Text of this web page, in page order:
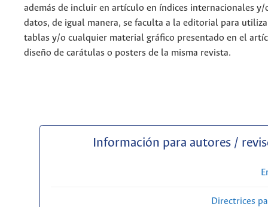
además de incluir en artículo en índices internacionales y/
datos, de igual manera, se faculta a la editorial para
tablas y/o cualquier material gráfico presentado en el
diseño de carátulas o posters de la misma revista.
Información para autores /
Directrices